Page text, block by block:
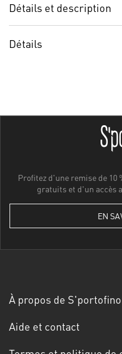
Détails et description
Détails
Profitez d'une remise de
gratuits et d'un accès
EN
À propos de S'portofino
Aide et contact